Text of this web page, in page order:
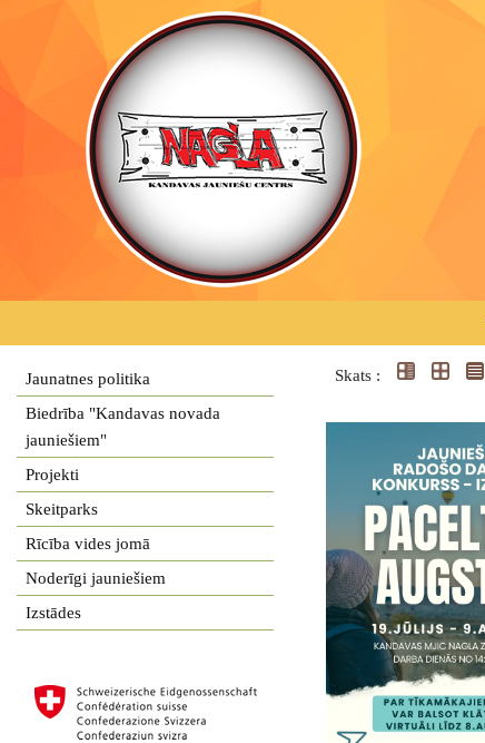
Jaunatnes politika
Biedrība "Kandavas novada
jauniešiem"
Projekti
Skeitparks
Rīcība vides jomā
Noderīgi jauniešiem
Izstādes
Skats :